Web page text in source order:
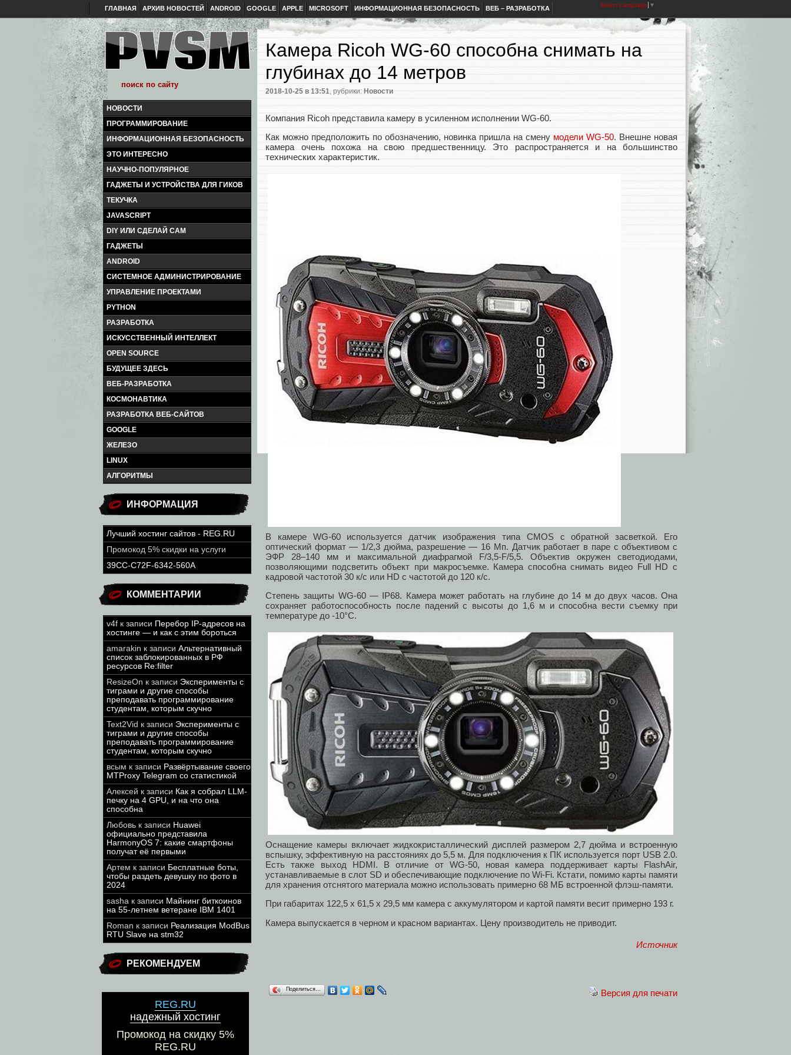
ГЛАВНАЯ АРХИВ НОВОСТЕЙ ANDROID GOOGLE APPLE MICROSOFT ИНФОРМАЦИОННАЯ БЕЗОПАСНОСТЬ ВЕБ – РАЗРАБОТКА Select Language ▼
НОВОСТИ
ПРОГРАММИРОВАНИЕ
ИНФОРМАЦИОННАЯ БЕЗОПАСНОСТЬ
ЭТО ИНТЕРЕСНО
НАУЧНО-ПОПУЛЯРНОЕ
ГАДЖЕТЫ И УСТРОЙСТВА ДЛЯ ГИКОВ
ТЕКУЧКА
JAVASCRIPT
DIY ИЛИ СДЕЛАЙ САМ
ГАДЖЕТЫ
ANDROID
СИСТЕМНОЕ АДМИНИСТРИРОВАНИЕ
УПРАВЛЕНИЕ ПРОЕКТАМИ
PYTHON
РАЗРАБОТКА
ИСКУССТВЕННЫЙ ИНТЕЛЛЕКТ
OPEN SOURCE
БУДУЩЕЕ ЗДЕСЬ
ВЕБ-РАЗРАБОТКА
КОСМОНАВТИКА
РАЗРАБОТКА ВЕБ-САЙТОВ
GOOGLE
ЖЕЛЕЗО
LINUX
АЛГОРИТМЫ
ИНФОРМАЦИЯ
Лучший хостинг сайтов - REG.RU
Промокод 5% скидки на услуги
39CC-C72F-6342-560A
КОММЕНТАРИИ
v4f к записи Перебор IP-адресов на
хостинге — и как с этим бороться
amarakin к записи Альтернативный
список заблокированных в РФ
ресурсов Re:filter
ResizeOn к записи Эксперименты с
тиграми и другие способы
преподавать программирование
студентам, которым скучно
Text2Vid к записи Эксперименты с
тиграми и другие способы
преподавать программирование
студентам, которым скучно
всым к записи Развёртывание своего
MTProxy Telegram со статистикой
Алексей к записи Как я собрал LLM-
печку на 4 GPU, и на что она
способна
Любовь к записи Huawei
официально представила
HarmonyOS 7: какие смартфоны
получат её первыми
Артем к записи Бесплатные боты,
чтобы раздеть девушку по фото в
2024
sasha к записи Майнинг биткоинов
на 55-летнем ветеране IBM 1401
Roman к записи Реализация ModBus
RTU Slave на stm32
РЕКОМЕНДУЕМ
REG.RU
надежный хостинг
Промокод на скидку 5%
REG.RU
Камера Ricoh WG-60 способна снимать на
глубинах до 14 метров
2018-10-25 в 13:51, рубрики: Новости
Компания Ricoh представила камеру в усиленном исполнении WG-60.
Как можно предположить по обозначению, новинка пришла на смену модели WG-50. Внешне новая
камера очень похожа на свою предшественницу. Это распространяется и на большинство
технических характеристик.
В камере WG-60 используется датчик изображения типа CMOS с обратной засветкой. Его
оптический формат — 1/2,3 дюйма, разрешение — 16 Мп. Датчик работает в паре с объективом с
ЭФР 28–140 мм и максимальной диафрагмой F/3,5-F/5,5. Объектив окружен светодиодами,
позволяющими подсветить объект при макросъемке. Камера способна снимать видео Full HD с
кадровой частотой 30 к/с или HD с частотой до 120 к/с.
Степень защиты WG-60 — IP68. Камера может работать на глубине до 14 м до двух часов. Она
сохраняет работоспособность после падений с высоты до 1,6 м и способна вести съемку при
температуре до -10°С.
Оснащение камеры включает жидкокристаллический дисплей размером 2,7 дюйма и встроенную
вспышку, эффективную на расстояниях до 5,5 м. Для подключения к ПК используется порт USB 2.0.
Есть также выход HDMI. В отличие от WG-50, новая камера поддерживает карты FlashAir,
устанавливаемые в слот SD и обеспечивающие подключение по Wi-Fi. Кстати, помимо карты памяти
для хранения отснятого материала можно использовать примерно 68 МБ встроенной флэш-памяти.
При габаритах 122,5 x 61,5 x 29,5 мм камера с аккумулятором и картой памяти весит примерно 193 г.
Камера выпускается в черном и красном вариантах. Цену производитель не приводит.
Источник
Версия для печати
Поделиться…